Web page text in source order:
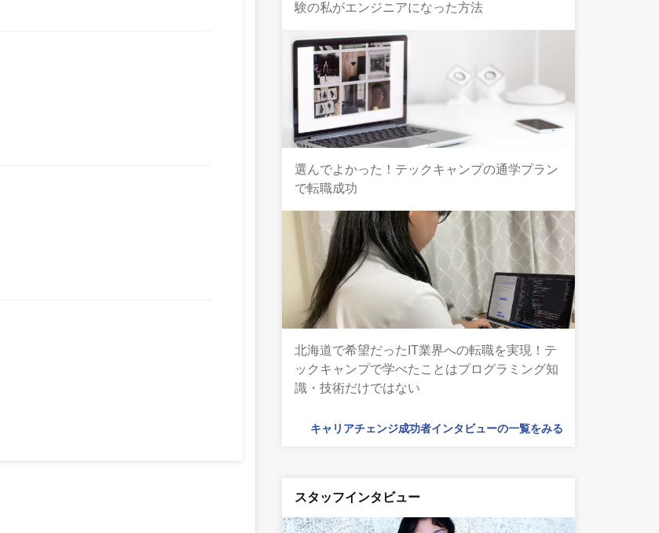
験の私がエンジニアになった方法
選んでよかった！テックキャンプの通学プラン
で転職成功
北海道で希望だったIT業界への転職を実現！テ
ックキャンプで学べたことはプログラミング知
識・技術だけではない
キャリアチェンジ成功者インタビューの一覧をみる
スタッフインタビュー